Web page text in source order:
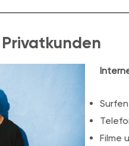
Filme